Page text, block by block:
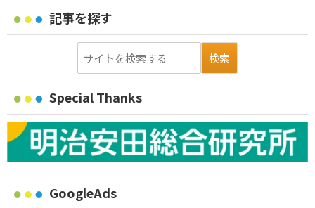
記事を探す
Special Thanks
GoogleAds